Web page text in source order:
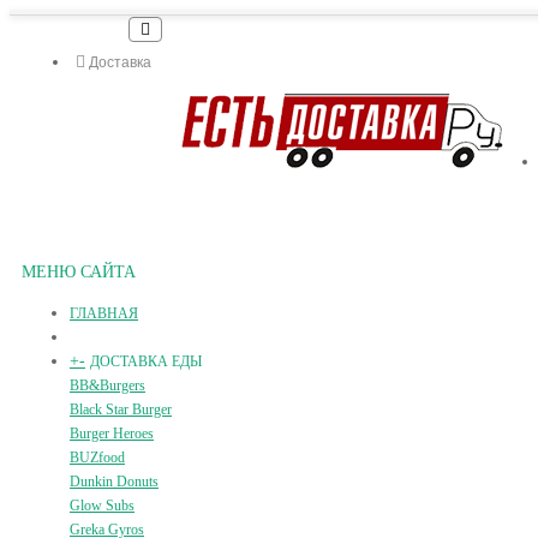
Доставка
МЕНЮ САЙТА
ГЛАВНАЯ
+- ДОСТАВКА ЕДЫ
BB&Burgers
Black Star Burger
Burger Heroes
BUZfood
Dunkin Donuts
Glow Subs
Greka Gyros